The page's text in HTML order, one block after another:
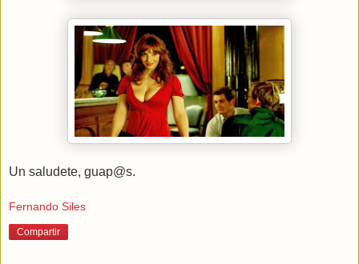
Un saludete, guap@s.
Fernando Siles
Compartir